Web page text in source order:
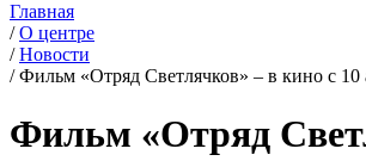
Главная
/О центре
/Новости
/Фильм «Отряд Светлячков» – в кино с 10
Фильм «Отряд